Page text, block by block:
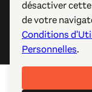
LIENS UTILES
SUIVEZ-NOUS
© 2012-2026
désactiver
de votre
Conditions
Personnelles.